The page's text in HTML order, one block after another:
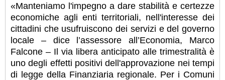
«Manteniamo l'impegno a dare stabilità e certezze
economiche agli enti territoriali, nell'interesse dei
cittadini che usufruiscono dei servizi e del governo
locale – dice l’assessore all’Economia, Marco
Falcone – Il via libera anticipato alle trimestralità è
uno degli effetti positivi dell'approvazione nei tempi
di legge della Finanziaria regionale. Per i Comuni